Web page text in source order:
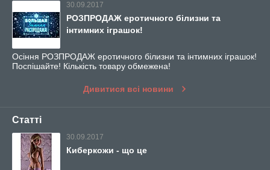
30.09.2017
РОЗПРОДАЖ еротичного білизни та
інтимних іграшок!
Осіння РОЗПРОДАЖ еротичного білизни та інтимних іграшок!
Поспішайте! Кількість товару обмежена!
Дивитися всі новини
Статті
30.09.2017
Киберкожи - що це